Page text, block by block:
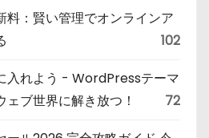
料：賢い管理でオンラインア
102
入れよう - WordPressテーマ
ェブ世界に解き放つ！
72